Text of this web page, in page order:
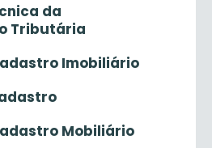
da
Tributária
Imobiliário
Mobiliário